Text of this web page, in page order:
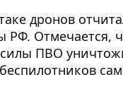
дронов
Отмечается,
ПВО